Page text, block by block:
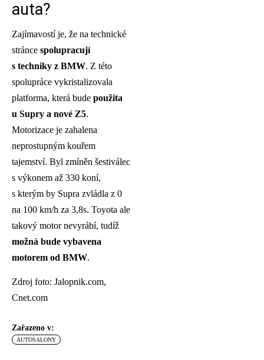
auta?
Zajímavostí je, že na technické
stránce spolupracují
s techniky z BMW. Z této
spolupráce vykristalizovala
platforma, která bude použita
u Supry a nové Z5.
Motorizace je zahalena
neprostupným kouřem
tajemství. Byl zmíněn šestiválec
s výkonem až 330 koní,
s kterým by Supra zvládla z 0
na 100 km/h za 3,8s. Toyota ale
takový motor nevyrábí, tudíž
možná bude vybavena
motorem od BMW.
Zdroj foto: Jalopnik.com,
Cnet.com
Zařazeno v:
AUTOSALONY